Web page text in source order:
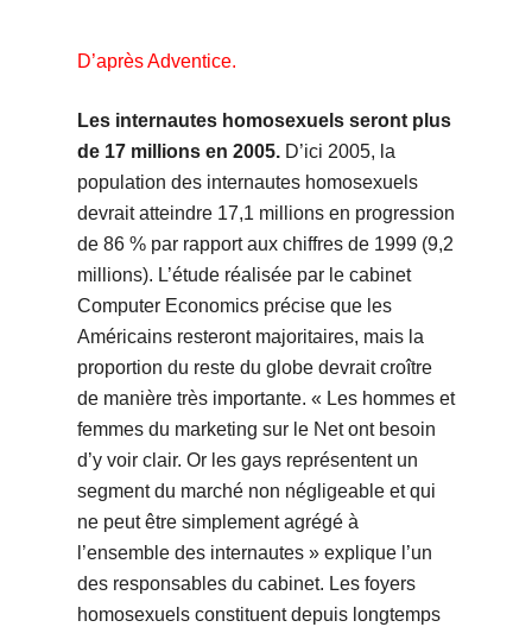
D’après Adventice.
Les internautes homosexuels seront plus
de 17 millions en 2005.D’ici 2005, la
population des internautes homosexuels
devrait atteindre 17,1 millions en progression
de 86 % par rapport aux chiffres de 1999 (9,2
millions). L’étude réalisée par le cabinet
Computer Economics précise que les
Américains resteront majoritaires, mais la
proportion du reste du globe devrait croître
de manière très importante. « Les hommes et
femmes du marketing sur le Net ont besoin
d’y voir clair. Or les gays représentent un
segment du marché non négligeable et qui
ne peut être simplement agrégé à
l’ensemble des internautes » explique l’un
des responsables du cabinet. Les foyers
homosexuels constituent depuis longtemps